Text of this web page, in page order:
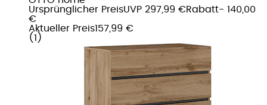
Ursprünglicher PreisUVP 297,99 €Rabatt- 140,00
€
Aktueller Preis157,99 €
( 1 )